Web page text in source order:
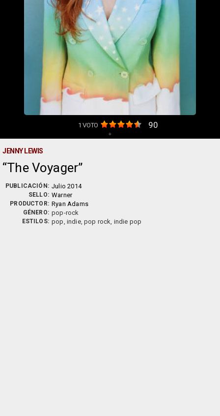
1 VOTO 90
+
JENNY LEWIS
The Voyager
PUBLICACIÓN: Julio 2014
SELLO: Warner
PRODUCTOR: Ryan Adams
GÉNERO: pop-rock
ESTILOS: pop, indie, pop rock, indie pop